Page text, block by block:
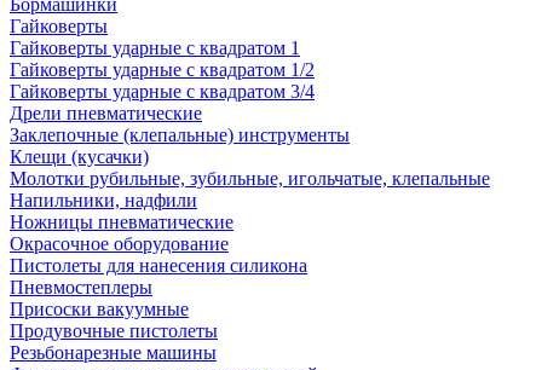
Бормашинки
Гайковерты
Гайковерты ударные с квадратом 1
Гайковерты ударные с квадратом 1/2
Гайковерты ударные с квадратом 3/4
Дрели пневматические
Заклепочные (клепальные) инструменты
Клещи (кусачки)
Молотки рубильные, зубильные, игольчатые, клепальные
Напильники, надфили
Ножницы пневматические
Окрасочное оборудование
Пистолеты для нанесения силикона
Пневмостеплеры
Присоски вакуумные
Продувочные пистолеты
Резьбонарезные машины